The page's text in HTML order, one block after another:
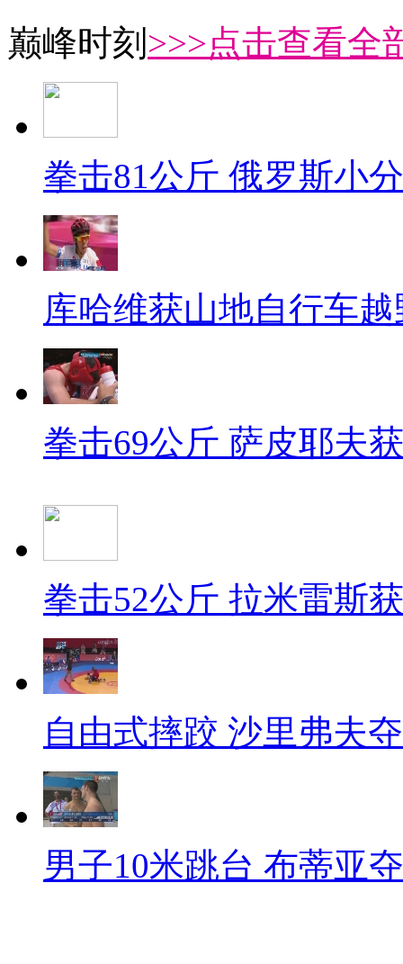
巅峰时刻 >>>点击查看全
拳击81公斤 俄罗斯小
库哈维获山地自行车
拳击69公斤 萨皮耶夫
拳击52公斤 拉米雷斯
自由式摔跤 沙里弗夫
男子10米跳台 布蒂亚